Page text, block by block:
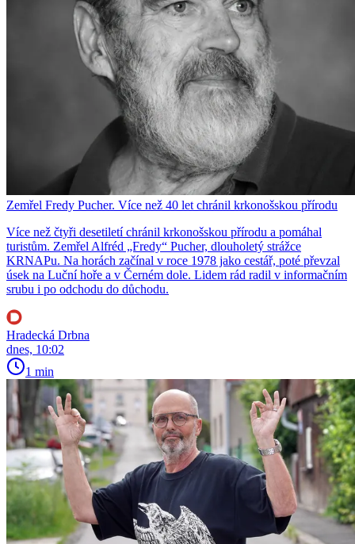
Zemřel Fredy Pucher. Více než 40 let chránil krkonošskou přírodu
Více než čtyři desetiletí chránil krkonošskou přírodu a pomáhal
turistům. Zemřel Alfréd „Fredy“ Pucher, dlouholetý strážce
KRNAPu. Na horách začínal v roce 1978 jako cestář, poté převzal
úsek na Luční hoře a v Černém dole. Lidem rád radil v informačním
srubu i po odchodu do důchodu.
Hradecká Drbna
dnes, 10:02
1 min